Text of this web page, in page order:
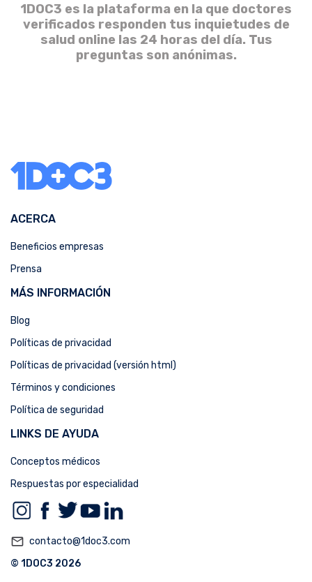
1DOC3 es la plataforma en la que doctores
verificados responden tus inquietudes de
salud online las 24 horas del día. Tus
preguntas son anónimas.
ACERCA
Beneficios empresas
Prensa
MÁS INFORMACIÓN
Blog
Políticas de privacidad
Políticas de privacidad (versión html)
Términos y condiciones
Política de seguridad
LINKS DE AYUDA
Conceptos médicos
Respuestas por especialidad
mail_outline contacto@1doc3.com
© 1DOC3 2026